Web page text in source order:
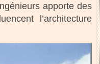
apporte des
l’architecture